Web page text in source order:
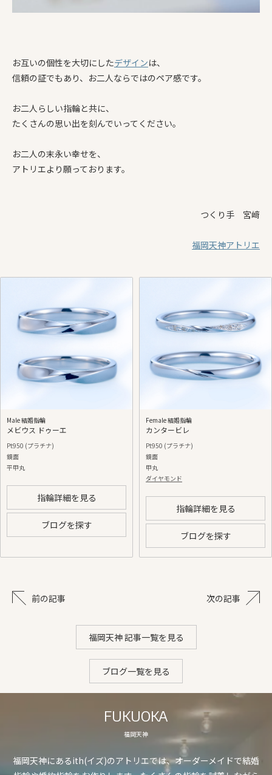
お互いの個性を大切にしたデザインは、
信頼の証でもあり、お二人ならではのペア感です。
お二人らしい指輪と共に、
たくさんの思い出を刻んでいってください。
お二人の末永い幸せを、
アトリエより願っております。
つくり手 宮﨑
福岡天神アトリエ
Male 結婚指輪
メビウス ドゥーエ
Pt950 (プラチナ)
鏡面
平甲丸
指輪詳細を見る
ブログを探す
Female 結婚指輪
カンタービレ
Pt950 (プラチナ)
鏡面
甲丸
ダイヤモンド
指輪詳細を見る
ブログを探す
前の記事 次の記事
福岡天神 記事一覧を見る
ブログ一覧を見る
FUKUOKA
福岡天神
福岡天神にあるith(イズ)のアトリエでは、オーダーメイドで結婚